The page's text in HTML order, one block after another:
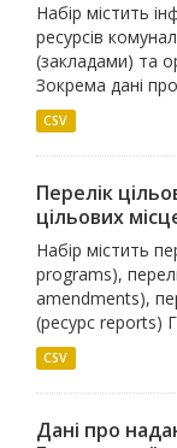
Набір містить
ресурсів
(закладами) та
Зокрема дані
CSV
Перелік
цільових
Набір містить
programs),
amendments),
(ресурс reports)
CSV
Дані про